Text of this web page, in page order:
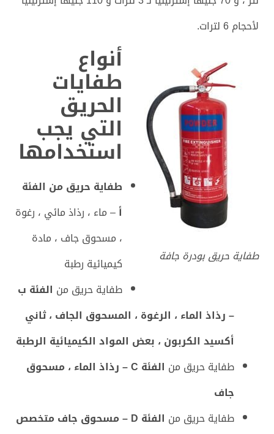
لأحجام 6 لترات.
طفاية حريق بودرة جافة
أنواع
طفايات
الحريق
التي يجب
استخدامها
طفاية حريق من الفئة
– ماء ، رذاذ مائي ، رغوة
، مسحوق جاف ، مادة
كيميائية رطبة
طفاية حريق منالفئة ب
– رذاذ الماء ، الرغوة ، المسحوق الجاف ، ثاني
أكسيد الكربون ، بعض المواد الكيميائية الرطبة
طفاية حريق من
الفئة C – رذاذ الماء ، مسحوق
جاف
طفاية حريق منالفئة D – مسحوق جاف متخصص